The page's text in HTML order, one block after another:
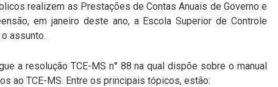
realizem as Prestações de Contas Anuais de Governo e
em janeiro deste ano, a Escola Superior de Controle
assunto.
a resolução TCE-MS n° 88 na qual dispõe sobre o manual
ao TCE-MS. Entre os principais tópicos, estão: